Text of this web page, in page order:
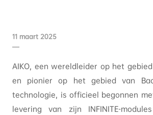
11 maart 2025
AIKO, een wereldleider op het
en pionier op het gebied van
technologie, is officieel begonnen
levering van zijn INFINITE-